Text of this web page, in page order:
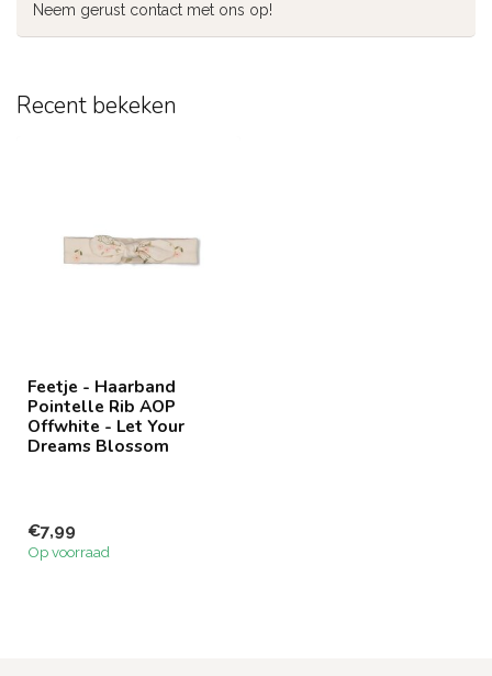
Neem gerust contact met ons op!
Recent bekeken
Feetje - Haarband
Pointelle Rib AOP
Offwhite - Let Your
Dreams Blossom
€7,99
Op voorraad